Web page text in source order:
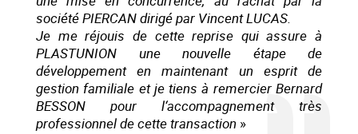
société PIERCAN dirigé par Vincent LUCAS.
Je me réjouis de cette reprise qui assure à
PLASTUNION une nouvelle étape de
développement en maintenant un esprit de
gestion familiale et je tiens à remercier Bernard
BESSON pour l‘accompagnement très
professionnel de cette transaction »